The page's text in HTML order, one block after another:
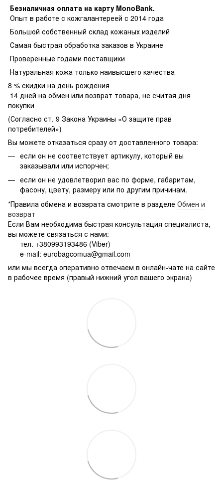
Безналичная оплата на карту MonoBank.
Опыт в работе с кожгалантереей с 2014 года
Большой собственный склад кожаных изделий
Самая быстрая обработка заказов в Украине
Проверенные годами поставщики
Натуральная кожа только наивысшего качества
8 % скидки на день рождения
14 дней на обмен или возврат товара, не считая дня
покупки
(Согласно ст. 9 Закона Украины «О защите прав
потребителей»)
Вы можете отказаться сразу от доставленного товара:
если он не соответствует артикулу, который вы
заказывали или испорчен;
если он не удовлетворил вас по форме, габаритам,
фасону, цвету, размеру или по другим причинам.
*Правила обмена и возврата смотрите в разделе Обмен и
возврат
Если Вам необходима быстрая консультация специалиста,
вы можете связаться с нами:
тел. +380993193486 (Viber)
e-mail: eurobagcomua@gmail.com
или мы всегда оперативно отвечаем в онлайн-чате на сайте
в рабочее время (правый нижний угол вашего экрана)